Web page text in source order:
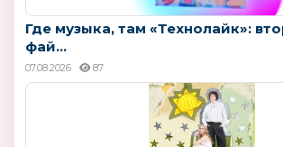
Где музыка, там «Технолайк»:
фай...
07.08.2026 87